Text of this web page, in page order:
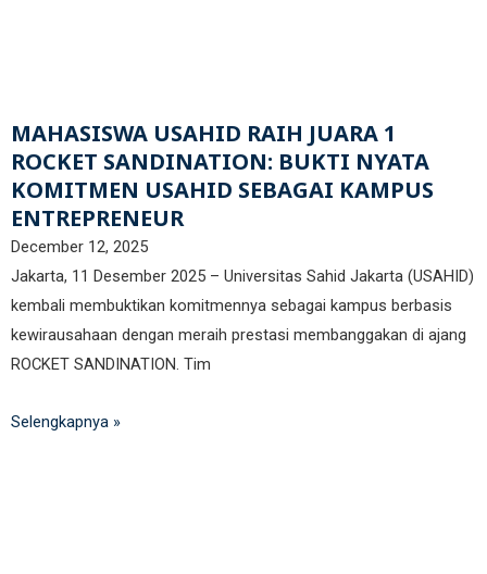
MAHASISWA USAHID RAIH JUARA 1
ROCKET SANDINATION: BUKTI NYATA
KOMITMEN USAHID SEBAGAI KAMPUS
ENTREPRENEUR
December 12, 2025
Jakarta, 11 Desember 2025 – Universitas Sahid Jakarta (USAHID)
kembali membuktikan komitmennya sebagai kampus berbasis
kewirausahaan dengan meraih prestasi membanggakan di ajang
ROCKET SANDINATION. Tim
Selengkapnya »